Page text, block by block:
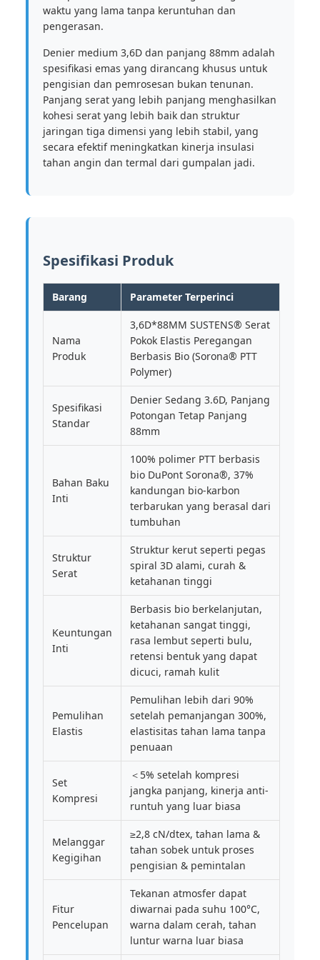
waktu yang lama tanpa keruntuhan dan
pengerasan.
Denier medium 3,6D dan panjang 88mm adalah
spesifikasi emas yang dirancang khusus untuk
pengisian dan pemrosesan bukan tenunan.
Panjang serat yang lebih panjang menghasilkan
kohesi serat yang lebih baik dan struktur
jaringan tiga dimensi yang lebih stabil, yang
secara efektif meningkatkan kinerja insulasi
tahan angin dan termal dari gumpalan jadi.
Spesifikasi Produk
Barang Parameter Terperinci
Nama
Produk
3,6D*88MM SUSTENS® Serat
Pokok Elastis Peregangan
Berbasis Bio (Sorona® PTT
Polymer)
Spesifikasi
Standar
Denier Sedang 3.6D, Panjang
Potongan Tetap Panjang
88mm
Bahan Baku
Inti
100% polimer PTT berbasis
bio DuPont Sorona®, 37%
kandungan bio-karbon
terbarukan yang berasal dari
tumbuhan
Struktur
Serat
Struktur kerut seperti pegas
spiral 3D alami, curah &
ketahanan tinggi
Keuntungan
Inti
Berbasis bio berkelanjutan,
ketahanan sangat tinggi,
rasa lembut seperti bulu,
retensi bentuk yang dapat
dicuci, ramah kulit
Pemulihan
Elastis
Pemulihan lebih dari 90%
setelah pemanjangan 300%,
elastisitas tahan lama tanpa
penuaan
Set
Kompresi
＜5% setelah kompresi
jangka panjang, kinerja anti-
runtuh yang luar biasa
Melanggar
Kegigihan
≥2,8 cN/dtex, tahan lama &
tahan sobek untuk proses
pengisian & pemintalan
Fitur
Pencelupan
Tekanan atmosfer dapat
diwarnai pada suhu 100°C,
warna dalam cerah, tahan
luntur warna luar biasa